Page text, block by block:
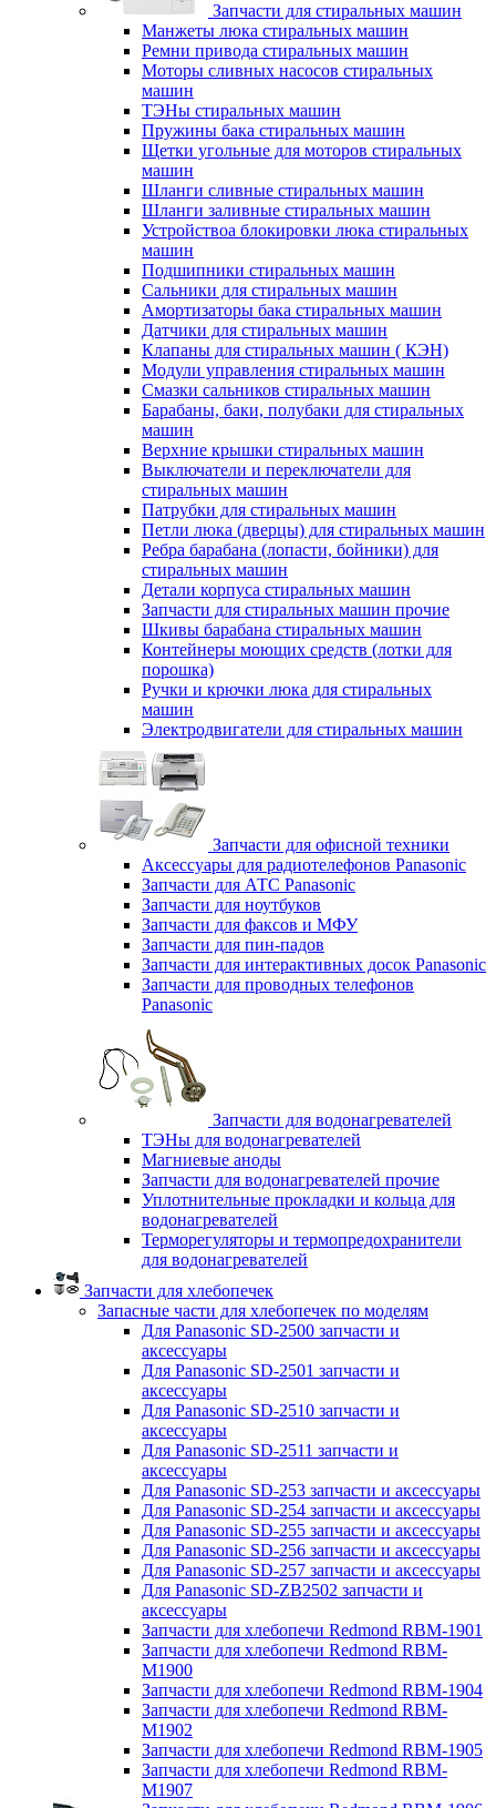
Запчасти для стиральных машин
Манжеты люка стиральных машин
Ремни привода стиральных машин
Моторы сливных насосов стиральных
машин
ТЭНы стиральных машин
Пружины бака стиральных машин
Щетки угольные для моторов стиральных
машин
Шланги сливные стиральных машин
Шланги заливные стиральных машин
Устройствоа блокировки люка стиральных
машин
Подшипники стиральных машин
Сальники для стиральных машин
Амортизаторы бака стиральных машин
Датчики для стиральных машин
Клапаны для стиральных машин ( КЭН)
Модули управления стиральных машин
Смазки сальников стиральных машин
Барабаны, баки, полубаки для стиральных
машин
Верхние крышки стиральных машин
Выключатели и переключатели для
стиральных машин
Патрубки для стиральных машин
Петли люка (дверцы) для стиральных машин
Ребра барабана (лопасти, бойники) для
стиральных машин
Детали корпуса стиральных машин
Запчасти для стиральных машин прочие
Шкивы барабана стиральных машин
Контейнеры моющих средств (лотки для
порошка)
Ручки и крючки люка для стиральных
машин
Электродвигатели для стиральных машин
Запчасти для офисной техники
Аксессуары для радиотелефонов Panasonic
Запчасти для АТС Panasonic
Запчасти для ноутбуков
Запчасти для факсов и МФУ
Запчасти для пин-падов
Запчасти для интерактивных досок Panasonic
Запчасти для проводных телефонов
Panasonic
Запчасти для водонагревателей
ТЭНы для водонагревателей
Магниевые аноды
Запчасти для водонагревателей прочие
Уплотнительные прокладки и кольца для
водонагревателей
Терморегуляторы и термопредохранители
для водонагревателей
Запчасти для хлебопечек
Запасные части для хлебопечек по моделям
Для Panasonic SD-2500 запчасти и
аксессуары
Для Panasonic SD-2501 запчасти и
аксессуары
Для Panasonic SD-2510 запчасти и
аксессуары
Для Panasonic SD-2511 запчасти и
аксессуары
Для Panasonic SD-253 запчасти и аксессуары
Для Panasonic SD-254 запчасти и аксессуары
Для Panasonic SD-255 запчасти и аксессуары
Для Panasonic SD-256 запчасти и аксессуары
Для Panasonic SD-257 запчасти и аксессуары
Для Panasonic SD-ZB2502 запчасти и
аксессуары
Запчасти для хлебопечи Redmond RBM-1901
Запчасти для хлебопечи Redmond RBM-
M1900
Запчасти для хлебопечи Redmond RBM-1904
Запчасти для хлебопечи Redmond RBM-
M1902
Запчасти для хлебопечи Redmond RBM-1905
Запчасти для хлебопечи Redmond RBM-
M1907